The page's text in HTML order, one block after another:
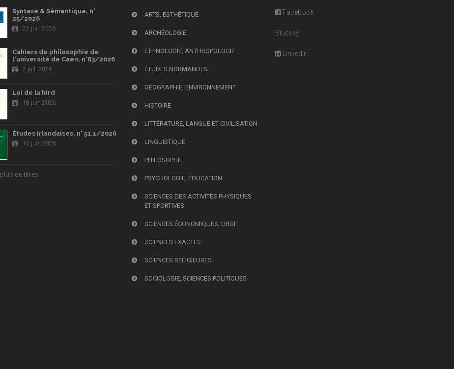
Syntaxe & Sémantique, n°
25/2026
22 juil. 2026
Cahiers de philosophie de
l'université de Caen, n°63/2026
2 juil. 2026
Loi de la hird
18 juin 2026
Études irlandaises, n° 51.1/2026
10 juin 2026
plus de titres
ARTS, ESTHÉTIQUE
ARCHÉOLOGIE
ETHNOLOGIE, ANTHROPOLOGIE
ÉTUDES NORMANDES
GÉOGRAPHIE, ENVIRONNEMENT
HISTOIRE
LITTÉRATURE, LANGUE ET CIVILISATION
LINGUISTIQUE
PHILOSOPHIE
PSYCHOLOGIE, ÉDUCATION
SCIENCES DES ACTIVITÉS PHYSIQUES
ET SPORTIVES
SCIENCES ÉCONOMIQUES, DROIT
SCIENCES EXACTES
SCIENCES RELIGIEUSES
SOCIOLOGIE, SCIENCES POLITIQUES
Facebook
Bluesky
LinkedIn